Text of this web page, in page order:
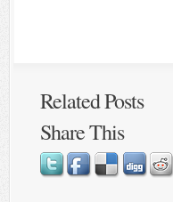
Related Posts
Share This